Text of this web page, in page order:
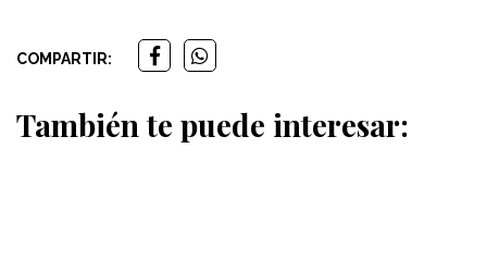
COMPARTIR:
También te puede interesar: